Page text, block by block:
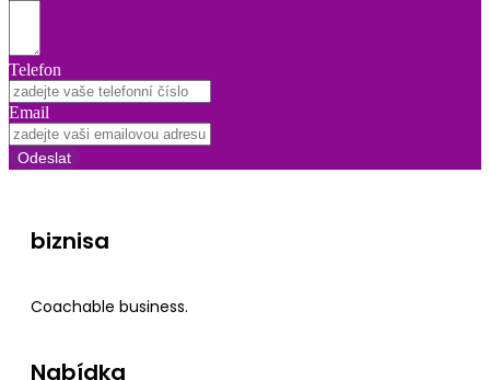
Telefon
Email
Odeslat
biznisa
Coachable business.
Nabídka